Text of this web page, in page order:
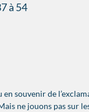
à 54
en souvenir de
ne jouons pas